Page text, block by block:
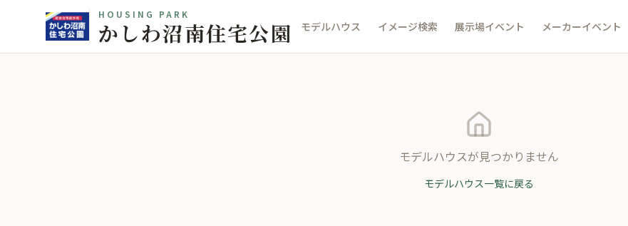
HOUSING PARK
かしわ沼南住宅公園 モデルハウス イメージ検索 展示場イベント メーカーイベント
モデルハウスが見つかりません
モデルハウス一覧に戻る